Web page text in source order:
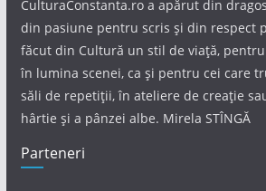
CulturaConstanta.ro a apărut din
din pasiune pentru scris și din respect
făcut din Cultură un stil de viață,
în lumina scenei, ca și pentru cei care
săli de repetiții, în ateliere de creație
hârtie și a pânzei albe. Mirela STÎNGĂ
Parteneri